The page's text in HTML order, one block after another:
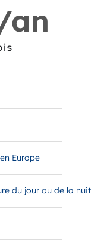
an
Europe
du jour ou de la nuit